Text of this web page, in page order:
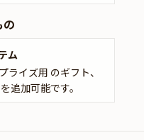
の
ム
ライズ用 のギフト、
追加可能です。